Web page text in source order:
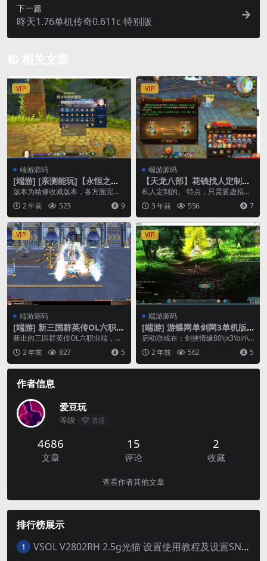
下一篇
昸天1.76单机传奇0.611c 特别版
VIP
端游源码
[端游] [亲测能玩]【永恒之
塔】5.8怀旧精修版内置GM命
令完整代码表完善任务剧情免
虚拟机一键
版本为精修收藏版本，各方面完善
度都比较不错。比较适合玩过这个
游戏的老玩家回味！ ...
2 年前 523 9
VIP
端游源码
【天龙八部】花钱找人定制的
天龙八部单机版，基于万象8.1
的修改，更耐玩
私人定制的。 特点，只需要虚拟机
载入单个服务端文件就可以开启客
户端畅玩了。无需各...
3 年前 556 7
VIP
端游源码
[端游] 新三国群英传OL六职业
V33端，真天魔降临
新出的三国群英传OL六职业端，客
户端、服务端打包，亲测可玩，功
能齐全。真天魔兵版...
2 年前 827 5
VIP
端游源码
[端游] 游蝶网单剑网3单机版
第2版80级大轻功修复任务副
本稀有完整一键端
启动游戏在：剑侠情缘80\jx3\bin\z
hcn/JX3Client 直接输入...
2 年前 562 5
作者信息
爱豆玩
等级 普通
4686
文章
15
评论
2
收藏
查看作者其他文章
排行榜展示
1 VSOL V2802RH 2.5g光猫 设置使用教程及设置SN教程-附带稳定固件使用手册等